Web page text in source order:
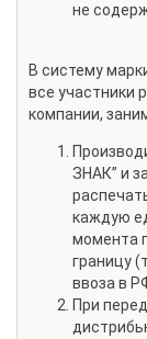
не
В систему
все участники
компании,
ЗНАК” и
каждую
момента
границу
ввоза в
При